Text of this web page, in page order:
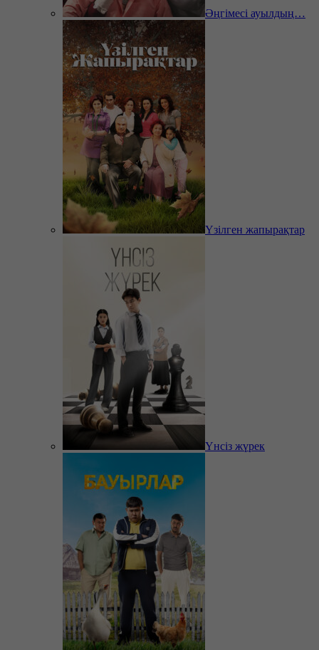
Әңгімесі ауылдың…
Үзілген жапырақтар
Үнсіз жүрек